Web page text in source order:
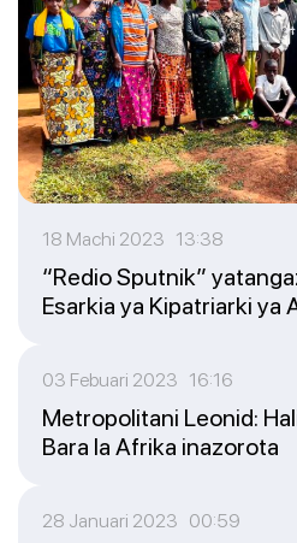
18 Machi 2023 13:38
“Redio Sputnik”
Esarkia ya Kipatriarki ya
03 Febuari 2023 16:16
Metropolitani Leonid:
Bara la Afrika
28 Januari 2023 00:59